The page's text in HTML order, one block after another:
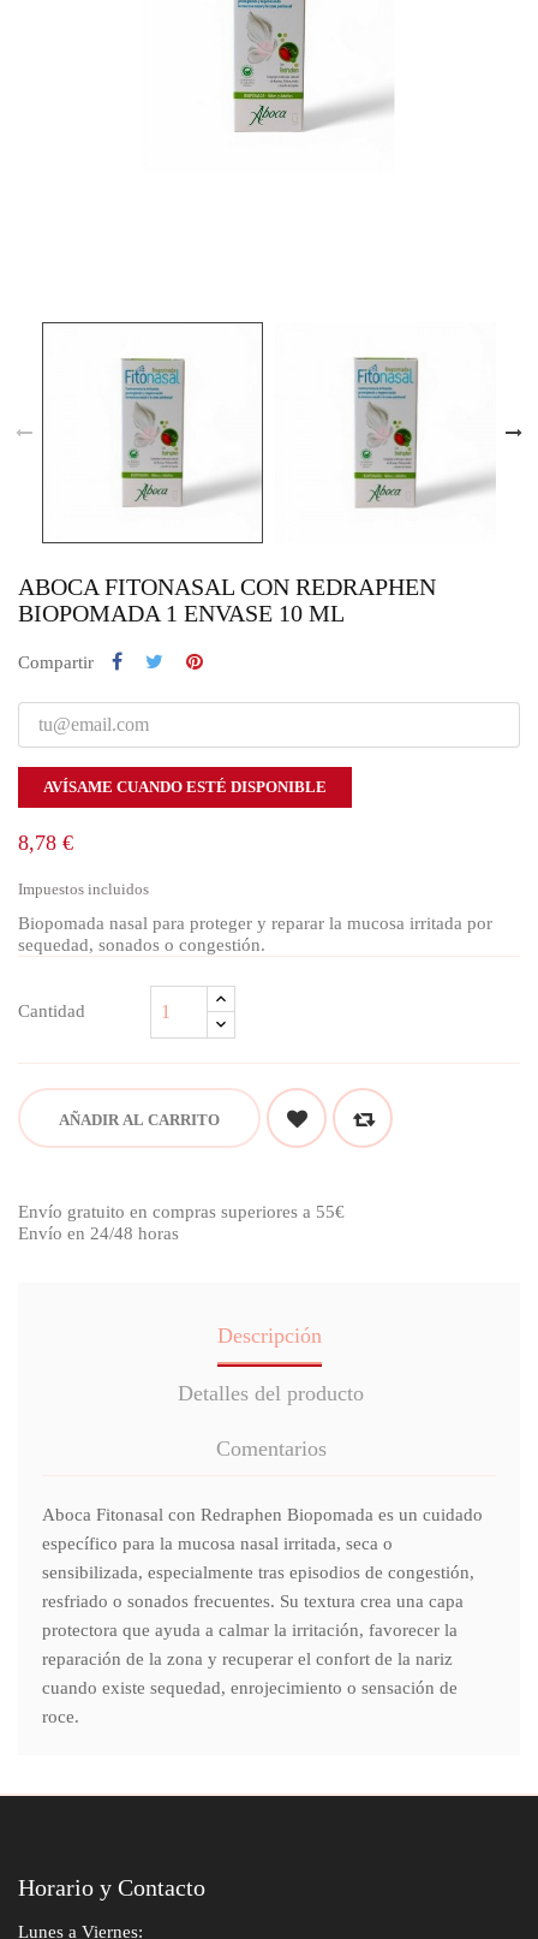
ABOCA FITONASAL CON REDRAPHEN
BIOPOMADA 1 ENVASE 10 ML
Compartir
AVÍSAME CUANDO ESTÉ DISPONIBLE
8,78 €
Impuestos incluidos
Biopomada nasal para proteger y reparar la mucosa irritada por
sequedad, sonados o congestión.
Cantidad
AÑADIR AL CARRITO
Envío gratuito en compras superiores a 55€
Envío en 24/48 horas
Descripción
Detalles del producto
Comentarios
Aboca Fitonasal con Redraphen Biopomada es un cuidado
específico para la mucosa nasal irritada, seca o
sensibilizada, especialmente tras episodios de congestión,
resfriado o sonados frecuentes. Su textura crea una capa
protectora que ayuda a calmar la irritación, favorecer la
reparación de la zona y recuperar el confort de la nariz
cuando existe sequedad, enrojecimiento o sensación de
roce.
Horario y Contacto
Lunes a Viernes: